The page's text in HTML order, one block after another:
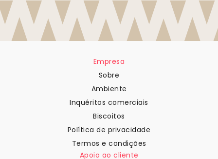
Empresa
Sobre
Ambiente
Inquéritos comerciais
Biscoitos
Política de privacidade
Termos e condições
Apoio ao cliente